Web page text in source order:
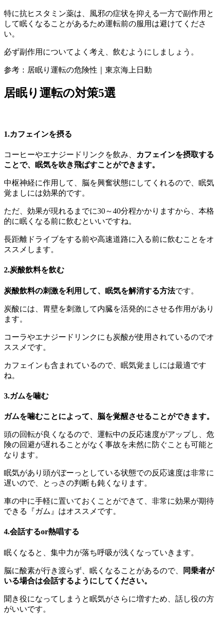
特に抗ヒスタミン薬は、風邪の症状を抑える一方で副作用と
して眠くなることがあるため運転前の服用は避けてくださ
い。
必ず副作用についてよく考え、飲むようにしましょう。
参考：居眠り運転の危険性｜東京海上日動
居眠り運転の対策5選
1.カフェインを摂る
コーヒーやエナジードリンクを飲み、
カフェインを摂取する
ことで、眠気を吹き飛ばすことができます。
中枢神経に作用して、脳を興奮状態にしてくれるので、眠気
覚ましには効果的です。
ただ、効果が現れるまでに30～40分程かかりますから、本格
的に眠くなる前に飲むといいですね。
長距離ドライブをする前や高速道路に入る前に飲むことをオ
ススメします。
2.炭酸飲料を飲む
炭酸飲料の刺激を利用して、眠気を解消する方法です。
炭酸には、胃壁を刺激して内臓を活発的にさせる作用があり
ます。
コーラやエナジードリンクにも炭酸が使用されているのでオ
ススメです。
カフェインも含まれているので、眠気覚ましには最適です
ね。
3.ガムを噛む
ガムを噛むことによって、脳を覚醒させることができます。
頭の回転が良くなるので、運転中の反応速度がアップし、危
険の回避が遅れることがなく事故を未然に防ぐことも可能と
なります。
眠気があり頭がぼーっとしている状態での反応速度は非常に
遅いので、とっさの判断も鈍くなります。
車の中に手軽に置いておくことができて、非常に効果が期待
できる『ガム』はオススメです。
4.会話するor熱唱する
眠くなると、集中力が落ち呼吸が浅くなっていきます。
脳に酸素が行き渡らず、眠くなることがあるので、
同乗者が
いる場合は会話するようにしてください。
聞き役になってしまうと眠気がさらに増すため、話し役の方
がいいです。